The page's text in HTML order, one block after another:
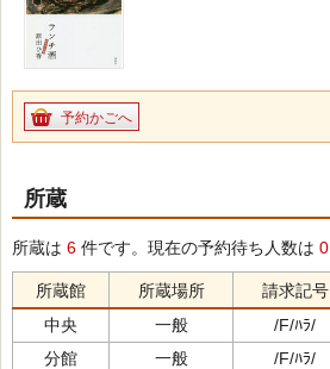
予約かごへ
所蔵
所蔵は 6 件です。現在の予約待ち人数は 0
所蔵館 所蔵場所 請求記号
中央
一般 /F/ﾊﾗ/
分館
一般 /F/ﾊﾗ/